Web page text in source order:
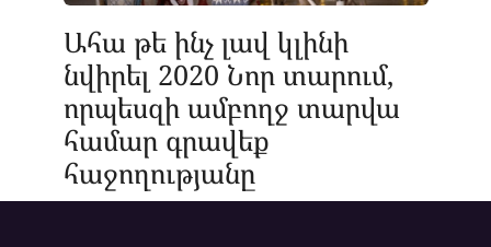
Ահա թե ինչ լավ կլինի
նվիրել 2020 Նոր տարում,
որպեսզի ամբողջ տարվա
համար գրավեք
հաջողությանը